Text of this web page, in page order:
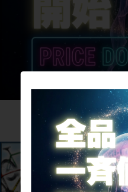
サイパラの